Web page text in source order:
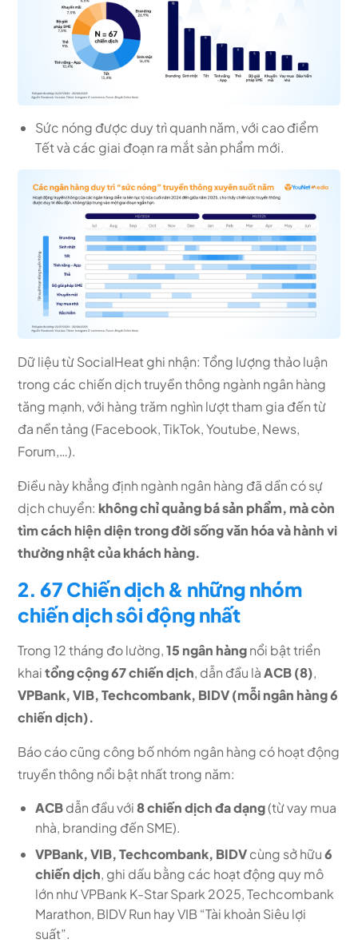
Sức nóng được duy trì quanh năm, với cao điểm
Tết và các giai đoạn ra mắt sản phẩm mới.
Dữ liệu từ SocialHeat ghi nhận: Tổng lượng thảo luận
trong các chiến dịch truyền thông ngành ngân hàng
tăng mạnh, với hàng trăm nghìn lượt tham gia đến từ
đa nền tảng (Facebook, TikTok, Youtube, News,
Forum,…).
Điều này khẳng định ngành ngân hàng đã dần có sự
dịch chuyển: không chỉ quảng bá sản phẩm, mà còn
tìm cách hiện diện trong đời sống văn hóa và hành vi
thường nhật của khách hàng.
2. 67 Chiến dịch & những nhóm
chiến dịch sôi động nhất
Trong 12 tháng đo lường,15 ngân hàngnổi bật triển
khaitổng cộng 67 chiến dịch, dẫn đầu làACB (8),
VPBank, VIB, Techcombank, BIDV (mỗi ngân hàng 6
chiến dịch).
Báo cáo cũng công bố nhóm ngân hàng có hoạt động
truyền thông nổi bật nhất trong năm:
ACBdẫn đầu với8 chiến dịch đa dạng(từ vay mua
nhà, branding đến SME).
VPBank, VIB, Techcombank, BIDVcùng sở hữu6
chiến dịch, ghi dấu bằng các hoạt động quy mô
lớn như VPBank K-Star Spark 2025, Techcombank
Marathon, BIDV Run hay VIB “Tài khoản Siêu lợi
suất”.